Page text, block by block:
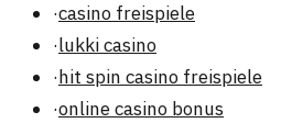
·casino freispiele
·lukki casino
·hit spin casino freispiele
·online casino bonus